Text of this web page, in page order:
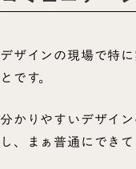
デザインの現場で特に
とです。
分かりやすいデザイ
し、まぁ普通にでき